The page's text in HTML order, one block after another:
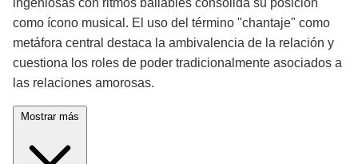
ingeniosas con ritmos bailables consolida su posición
como ícono musical. El uso del término "chantaje" como
metáfora central destaca la ambivalencia de la relación y
cuestiona los roles de poder tradicionalmente asociados a
las relaciones amorosas.